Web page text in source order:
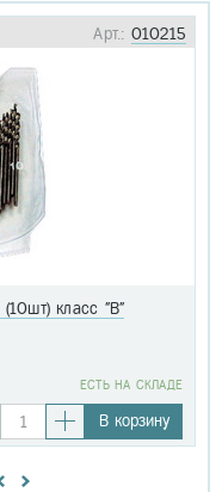
Арт.: 010215
класс "В"
EСТЬ НА СКЛАДЕ
В корзину